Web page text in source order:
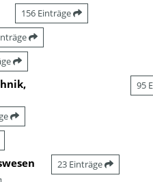
156 Einträge
95
23 Einträge